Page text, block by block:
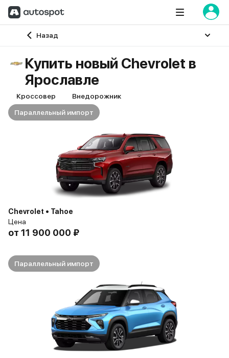
Назад
Главная
Купить новый Chevrolet в
Ярославле
Кроссовер
Внедорожник
Параллельный импорт
Chevrolet • Tahoe
Цена
от 11 900 000 ₽
Параллельный импорт